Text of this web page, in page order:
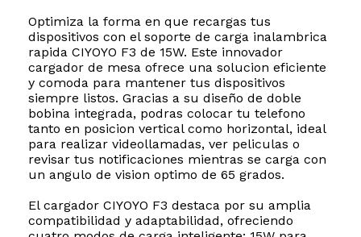
Optimiza la forma en que recargas tus
dispositivos con el soporte de carga inalambrica
rapida CIYOYO F3 de 15W. Este innovador
cargador de mesa ofrece una solucion eficiente
y comoda para mantener tus dispositivos
siempre listos. Gracias a su diseño de doble
bobina integrada, podras colocar tu telefono
tanto en posicion vertical como horizontal, ideal
para realizar videollamadas, ver peliculas o
revisar tus notificaciones mientras se carga con
un angulo de vision optimo de 65 grados.
El cargador CIYOYO F3 destaca por su amplia
compatibilidad y adaptabilidad, ofreciendo